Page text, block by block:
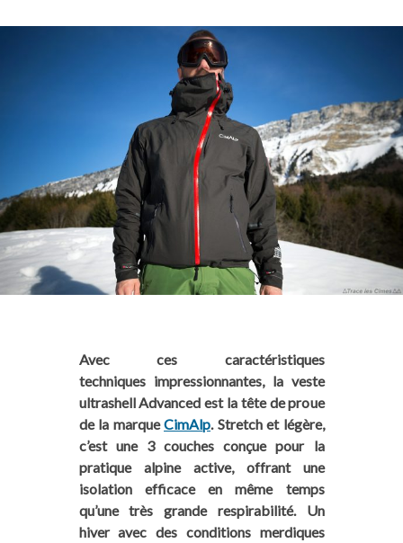
Avec ces caractéristiques
techniques impressionnantes, la veste
ultrashell Advanced est la tête de proue
de la marqueCimAlp. Stretch et légère,
c’est une 3 couches conçue pour la
pratique alpine active, offrant une
isolation efficace en même temps
qu’une très grande respirabilité. Un
hiver avec des conditions merdiques